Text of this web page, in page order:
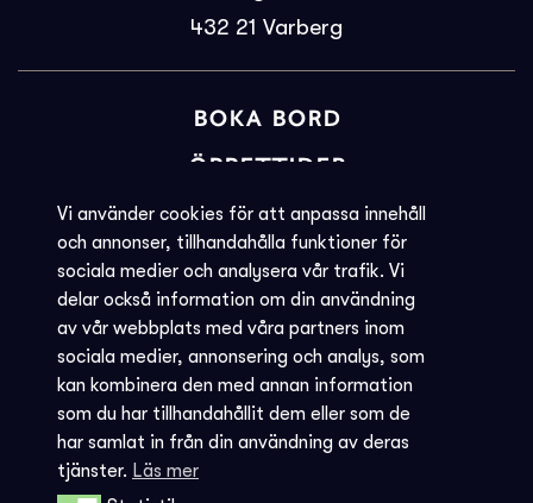
Vi använder cookies för att anpassa innehåll
och annonser, tillhandahålla funktioner för
sociala medier och analysera vår trafik. Vi
delar också information om din användning
av vår webbplats med våra partners inom
sociala medier, annonsering och analys, som
kan kombinera den med annan information
som du har tillhandahållit dem eller som de
har samlat in från din användning av deras
tjänster. Läs mer
432 21 Varberg
BOKA BORD
ÖPPETTIDER
BILJETTINFORMATION
KVARGLÖMT
Societéns policy
JOBBA MED OSS
INTEGRITETSPOLICY
AVBOKNING - REGLER